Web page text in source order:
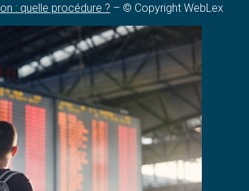
: quelle procédure ? – © Copyright WebLex